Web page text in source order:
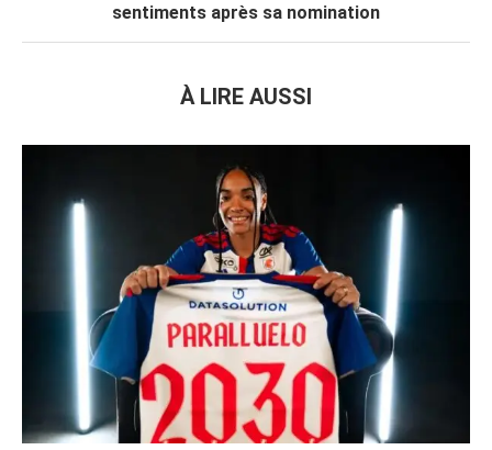
sentiments après sa nomination
À LIRE AUSSI